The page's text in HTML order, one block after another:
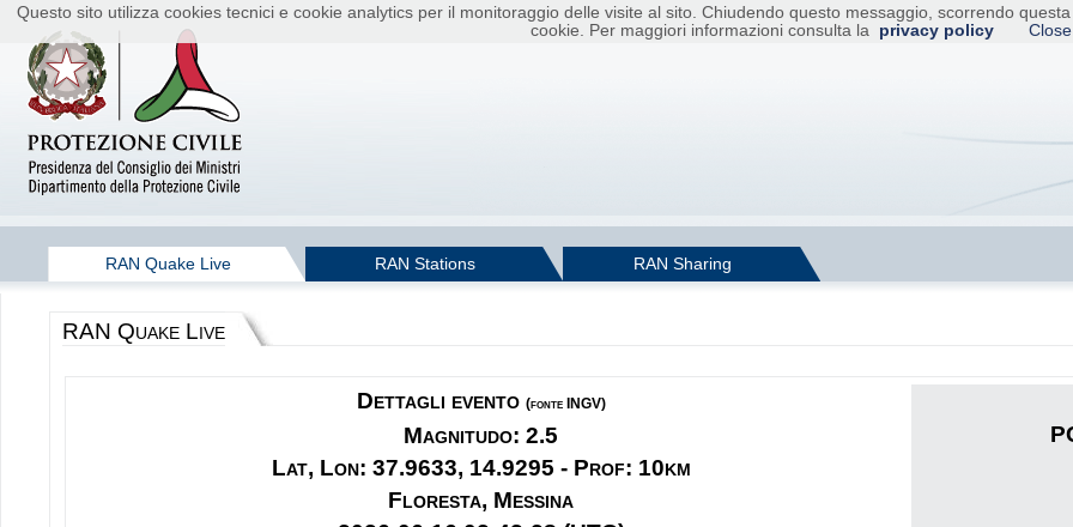
Questo sito utilizza cookies tecnici e cookie analytics per il monitoraggio delle visite al sito. Chiudendo questo messaggio, scorrendo
cookie. Per maggiori informazioni consulta la
privacy policy
RAN Quake Live RAN Stations RAN Sharing
RAN Quake Live
Dettagli evento (fonte INGV)
Magnitudo: 2.5
Lat, Lon: 37.9633, 14.9295 - Prof: 10km
Floresta, Messina